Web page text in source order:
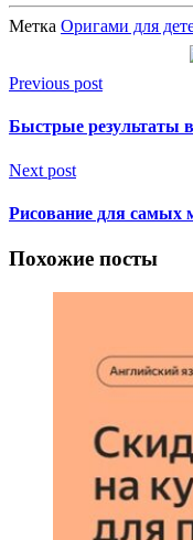
Метка Оригами для
Previous post
Быстрые результаты
Next post
Рисование для самых
Похожие посты